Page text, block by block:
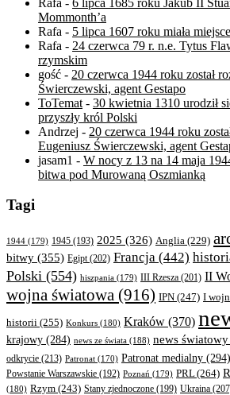
Mommonth’a
Rafa - 5 lipca 1607 roku miała
Rafa - 24 czerwca 79 r. n.e. Tytus
rzymskim
gość - 20 czerwca 1944 roku został
Świerczewski, agent Gestapo
ToTemat - 30 kwietnia 1310 urodził
przyszły król Polski
Andrzej - 20 czerwca 1944 roku
Eugeniusz Świerczewski, agent
jasam1 - W nocy z 13 na 14 maja
bitwa pod Murowaną Oszmianką
Tagi
1944 (179) 1945 (193) 2025 (326) Anglia (229)
bitwy (355) Egipt(202) Francja (442)
Polski (554) hiszpania (179) III Rzesza (201) II
wojna światowa (916) IPN (247) I
historii (255) Konkurs (180) Kraków (370)
krajowy (284) news ze świata (188) news światowy
odkrycie (213) Patronat (170) Patronat medialny (294)
Powstanie Warszawskie (192) Poznań (179) PRL(264)
(180) Rzym (243) Stany zjednoczone (199) Ukraina